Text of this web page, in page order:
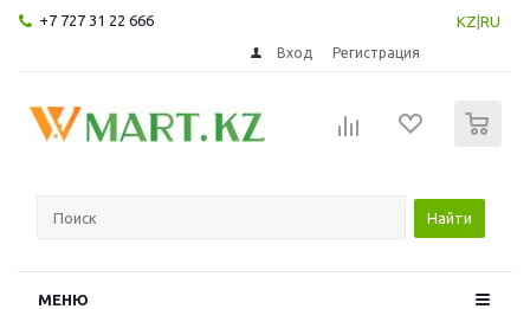
+7 727 31 22 666 KZ RU
Вход Регистрация
Найти
МЕНЮ